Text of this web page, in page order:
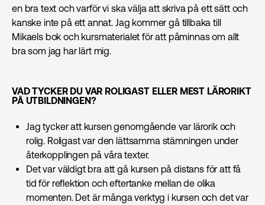
en bra text och varför vi ska välja att skriva på ett sätt och
kanske inte på ett annat. Jag kommer gå tillbaka till
Mikaels bok och kursmaterialet för att påminnas om allt
bra som jag har lärt mig.
VAD TYCKER DU VAR ROLIGAST ELLER MEST LÄRORIKT
PÅ UTBILDNINGEN?
Jag tycker att kursen genomgående var lärorik och
rolig. Roligast var den lättsamma stämningen under
återkopplingen på våra texter.
Det var väldigt bra att gå kursen på distans för att få
tid för reflektion och eftertanke mellan de olika
momenten. Det är många verktyg i kursen och det var